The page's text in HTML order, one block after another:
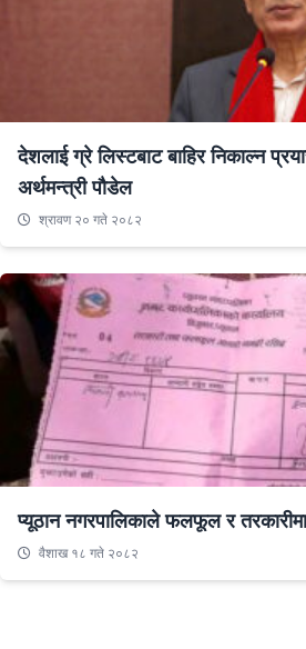
देशलाई ग्रे लिस्टबाट बाहिर निकाल्न
अर्थमन्त्री पौडेल
श्रावण २० गते २०८२
प्यूठान नगरपालिकाले फलफूल र
वैशाख १८ गते २०८२